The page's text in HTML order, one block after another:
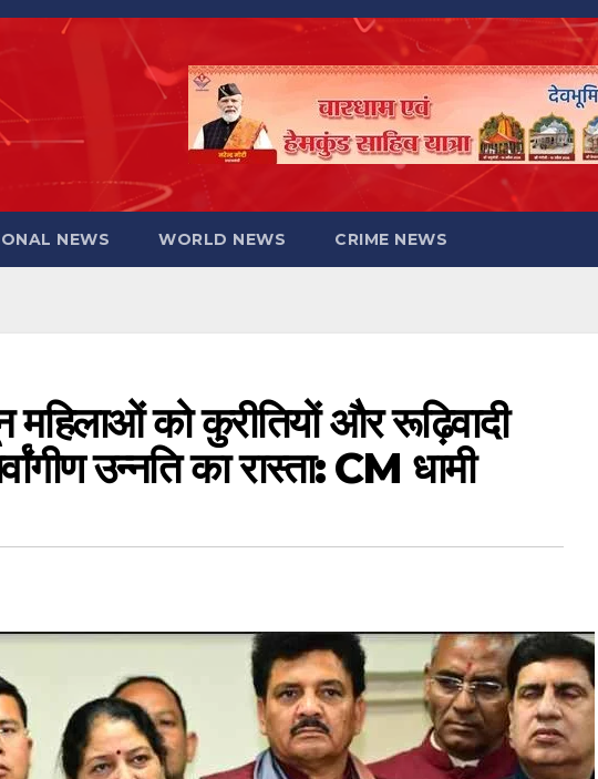
NEWS WORLD NEWS CRIME NEWS
महिलाओं को कुरीतियों और रूढ़िवादी
उन्नति का रास्ता: CM धामी